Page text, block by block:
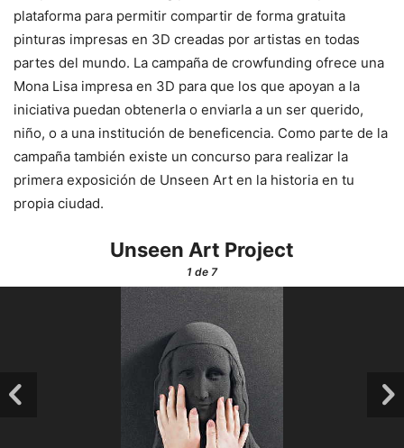
plataforma para permitir compartir de forma gratuita
pinturas impresas en 3D creadas por artistas en todas
partes del mundo. La campaña de crowfunding ofrece una
Mona Lisa impresa en 3D para que los que apoyan a la
iniciativa puedan obtenerla o enviarla a un ser querido,
niño, o a una institución de beneficencia. Como parte de la
campaña también existe un concurso para realizar la
primera exposición de Unseen Art en la historia en tu
propia ciudad.
Unseen Art Project
1 de 7